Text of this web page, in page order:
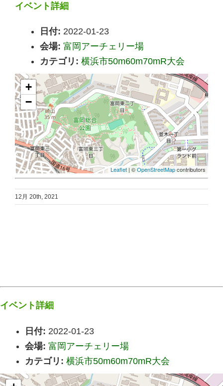
イベント詳細
日付: 2022-01-23
会場: 富岡アーチェリー場
カテゴリ: 横浜市50m60m70mR大会
+
−
Leaflet | ©OpenStreetMapcontributors
12月 20th, 2021
イベント詳細
日付: 2022-01-23
会場: 富岡アーチェリー場
カテゴリ: 横浜市50m60m70mR大会